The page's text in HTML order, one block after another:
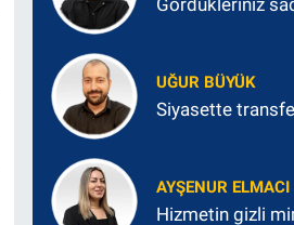
Gördükleriniz
UĞUR BÜYÜK
Siyasette
AYŞENUR ELMACI
Hizmetin gizli